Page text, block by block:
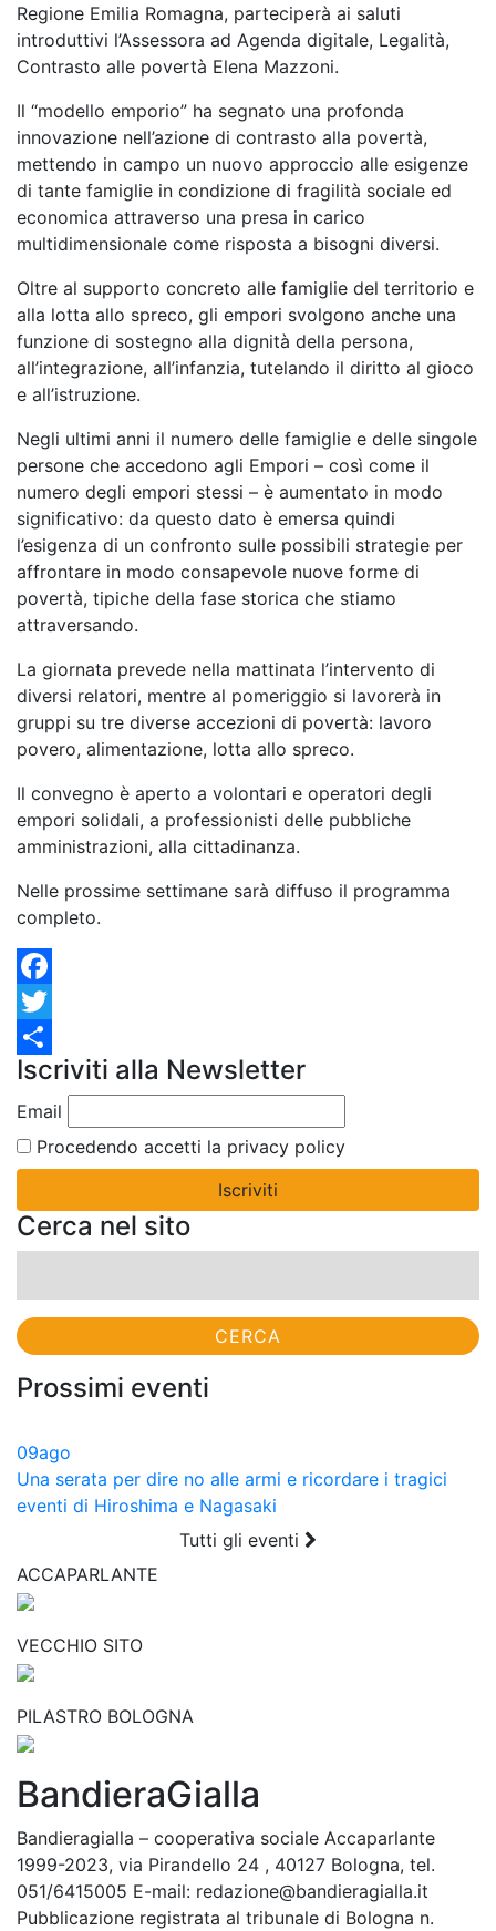
Regione Emilia Romagna, parteciperà ai saluti
introduttivi l’Assessora ad Agenda digitale, Legalità,
Contrasto alle povertà Elena Mazzoni.
Il “modello emporio” ha segnato una profonda
innovazione nell’azione di contrasto alla povertà,
mettendo in campo un nuovo approccio alle esigenze
di tante famiglie in condizione di fragilità sociale ed
economica attraverso una presa in carico
multidimensionale come risposta a bisogni diversi.
Oltre al supporto concreto alle famiglie del territorio e
alla lotta allo spreco, gli empori svolgono anche una
funzione di sostegno alla dignità della persona,
all’integrazione, all’infanzia, tutelando il diritto al gioco
e all’istruzione.
Negli ultimi anni il numero delle famiglie e delle singole
persone che accedono agli Empori – così come il
numero degli empori stessi – è aumentato in modo
significativo: da questo dato è emersa quindi
l’esigenza di un confronto sulle possibili strategie per
affrontare in modo consapevole nuove forme di
povertà, tipiche della fase storica che stiamo
attraversando.
La giornata prevede nella mattinata l’intervento di
diversi relatori, mentre al pomeriggio si lavorerà in
gruppi su tre diverse accezioni di povertà: lavoro
povero, alimentazione, lotta allo spreco.
Il convegno è aperto a volontari e operatori degli
empori solidali, a professionisti delle pubbliche
amministrazioni, alla cittadinanza.
Nelle prossime settimane sarà diffuso il programma
completo.
Facebook
Twitter
Condividi
Iscriviti alla Newsletter
Email
Procedendo accetti la privacy policy
Cerca nel sito
Prossimi eventi
09ago
Una serata per dire no alle armi e ricordare i tragici
eventi di Hiroshima e Nagasaki
Tutti gli eventi
ACCAPARLANTE
VECCHIO SITO
PILASTRO BOLOGNA
BandieraGialla
Bandieragialla – cooperativa sociale Accaparlante
1999-2023, via Pirandello 24 , 40127 Bologna, tel.
051/6415005 E-mail: redazione@bandieragialla.it
Pubblicazione registrata al tribunale di Bologna n.